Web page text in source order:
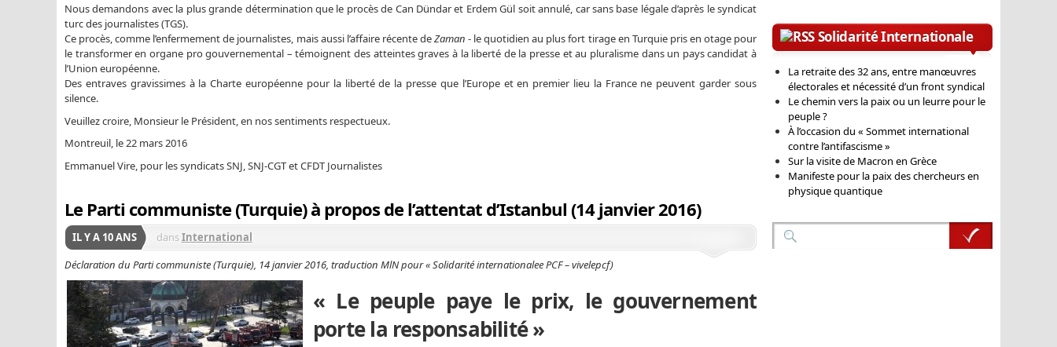
Nous demandons avec la plus grande détermination que le procès de Can Dündar et Erdem Gül soit annulé, car sans base légale d’après le syndicat
turc des journalistes (TGS).
Ce procès, comme l’enfermement de journalistes, mais aussi l’affaire récente deZaman- le quotidien au plus fort tirage en Turquie pris en otage pour
le transformer en organe pro gouvernemental – témoignent des atteintes graves à la liberté de la presse et au pluralisme dans un pays candidat à
l’Union européenne.
Des entraves gravissimes à la Charte européenne pour la liberté de la presse que l’Europe et en premier lieu la France ne peuvent garder sous
silence.
Veuillez croire, Monsieur le Président, en nos sentiments respectueux.
Montreuil, le 22 mars 2016
Emmanuel Vire, pour les syndicats SNJ, SNJ-CGT et CFDT Journalistes
Le Parti communiste (Turquie) à propos de l’attentat d’Istanbul (14 janvier 2016)
IL Y A 10 ANS dansInternational
Déclaration du Parti communiste (Turquie), 14 janvier 2016, traduction MlN pour « Solidarité internationalee PCF – vivelepcf)
« Le peuple paye le prix, le gouvernement
porte la responsabilité »
Solidarité Internationale
La retraite des 32 ans, entre manœuvres
électorales et nécessité d’un front syndical
Le chemin vers la paix ou un leurre pour le
peuple ?
À l’occasion du « Sommet international
contre l’antifascisme »
Sur la visite de Macron en Grèce
Manifeste pour la paix des chercheurs en
physique quantique